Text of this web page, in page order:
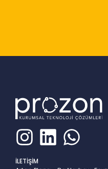
İLETİŞİM